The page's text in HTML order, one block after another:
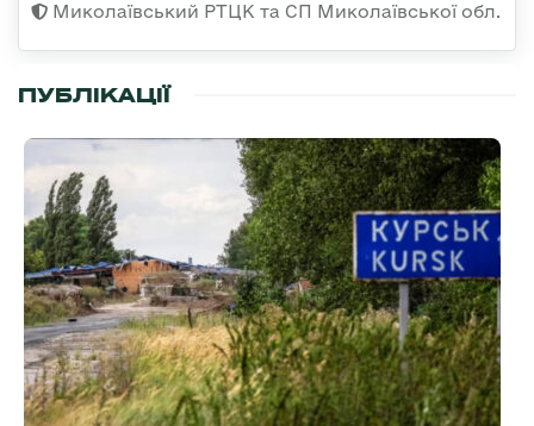
Миколаївський РТЦК та СП Миколаївської обл.
ПУБЛІКАЦІЇ